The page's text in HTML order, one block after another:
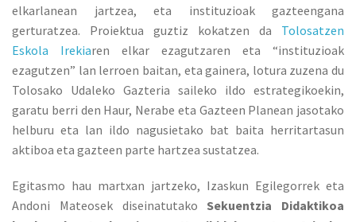
elkarlanean jartzea, eta instituzioak gazteengana
gerturatzea. Proiektua guztiz kokatzen da Tolosatzen
Eskola Irekiaren elkar ezagutzaren eta “instituzioak
ezagutzen” lan lerroen baitan, eta gainera, lotura zuzena du
Tolosako Udaleko Gazteria saileko ildo estrategikoekin,
garatu berri den Haur, Nerabe eta Gazteen Planean jasotako
helburu eta lan ildo nagusietako bat baita herritartasun
aktiboa eta gazteen parte hartzea sustatzea.
Egitasmo hau martxan jartzeko, Izaskun Egilegorrek eta
Andoni Mateosek diseinatutako Sekuentzia Didaktikoa